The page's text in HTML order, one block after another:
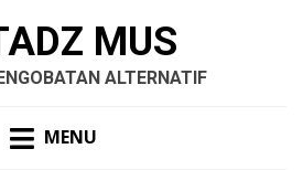
MUS
ALTERNATIF
MENU